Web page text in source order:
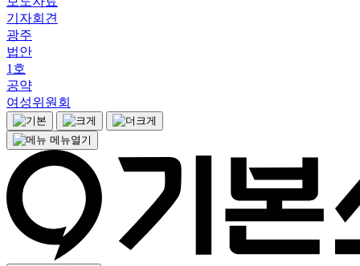
기자회견
광주
법안
1호
공약
여성위원회
메뉴열기